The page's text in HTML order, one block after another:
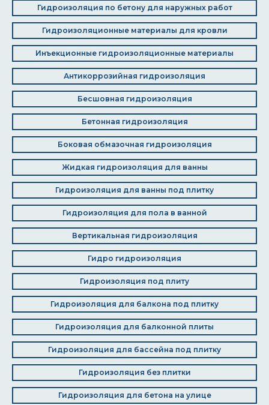
Гидроизоляция по бетону для наружных работ
Гидроизоляционные материалы для кровли
Инъекционные гидроизоляционные материалы
Антикоррозийная гидроизоляция
Бесшовная гидроизоляция
Бетонная гидроизоляция
Боковая обмазочная гидроизоляция
Жидкая гидроизоляция для ванны
Гидроизоляция для ванны под плитку
Гидроизоляция для пола в ванной
Вертикальная гидроизоляция
Гидро гидроизоляция
Гидроизоляция под плиту
Гидроизоляция для балкона под плитку
Гидроизоляция для балконной плиты
Гидроизоляция для бассейна под плитку
Гидроизоляция без плитки
Гидроизоляция для бетона на улице